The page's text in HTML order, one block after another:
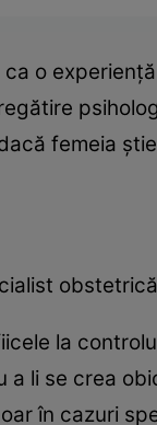
o
femeia
la
li se crea
în cazuri